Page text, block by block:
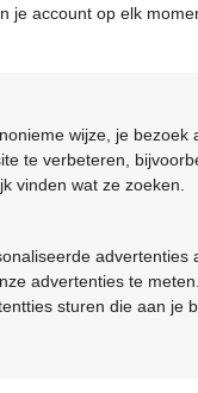
je account op elk
wijze, je bezoek
te verbeteren,
vinden wat ze zoeken.
advertenties
advertenties te
sturen die aan je